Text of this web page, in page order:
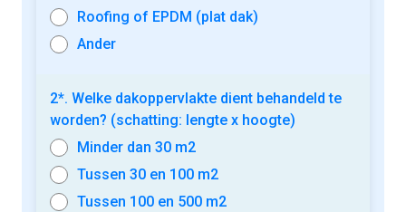
Roofing of EPDM (plat dak)
Ander
2*. Welke dakoppervlakte dient behandeld te
worden? (schatting: lengte x hoogte)
Minder dan 30 m2
Tussen 30 en 100 m2
Tussen 100 en 500 m2